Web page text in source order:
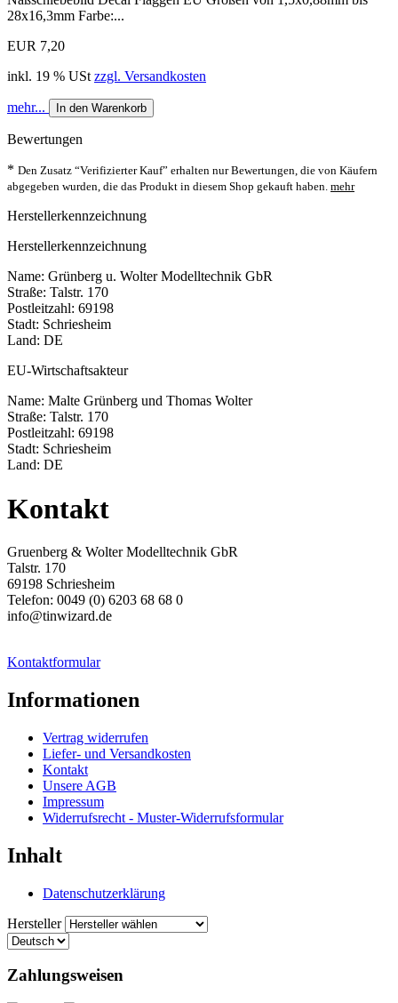
28x16,3mm Farbe:...
EUR 7,20
inkl. 19 % USt zzgl. Versandkosten
mehr... In den Warenkorb
Bewertungen
* Den Zusatz “Verifizierter Kauf” erhalten nur Bewertungen, die von Käufern
abgegeben wurden, die das Produkt in diesem Shop gekauft haben. mehr
Herstellerkennzeichnung
Herstellerkennzeichnung
Name: Grünberg u. Wolter Modelltechnik GbR
Straße: Talstr. 170
Postleitzahl: 69198
Stadt: Schriesheim
Land: DE
EU-Wirtschaftsakteur
Name: Malte Grünberg und Thomas Wolter
Straße: Talstr. 170
Postleitzahl: 69198
Stadt: Schriesheim
Land: DE
Kontakt
Gruenberg & Wolter Modelltechnik GbR
Talstr. 170
69198 Schriesheim
Telefon: 0049 (0) 6203 68 68 0
info@tinwizard.de
Kontaktformular
Informationen
Vertrag widerrufen
Liefer- und Versandkosten
Kontakt
Unsere AGB
Impressum
Widerrufsrecht - Muster-Widerrufsformular
Inhalt
Datenschutzerklärung
Hersteller
Zahlungsweisen